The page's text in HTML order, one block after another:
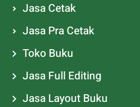
Jasa Cetak
Jasa Pra Cetak
Toko Buku
Jasa Full Editing
Jasa Layout Buku